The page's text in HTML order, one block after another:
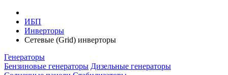
ИБП
Инверторы
Сетевые (Grid) инверторы
Генераторы
Бензиновые генераторы Дизельные генераторы